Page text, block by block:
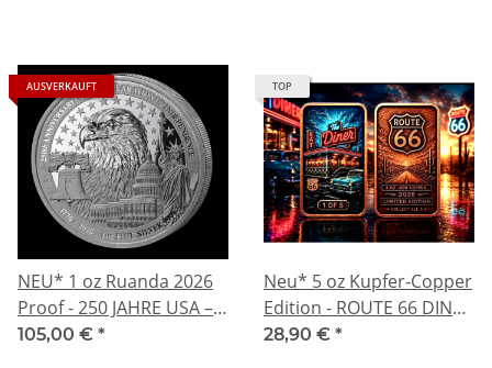
AUSVERKAUFT
NEU* 1 oz Ruanda 2026
Proof - 250 JAHRE USA –
Unabhängigkeitserklärung
105,00 € *
TOP
Neu* 5 oz Kupfer-Copper
Edition - ROUTE 66 DINER
Restaurant an der Route
28,90 € *